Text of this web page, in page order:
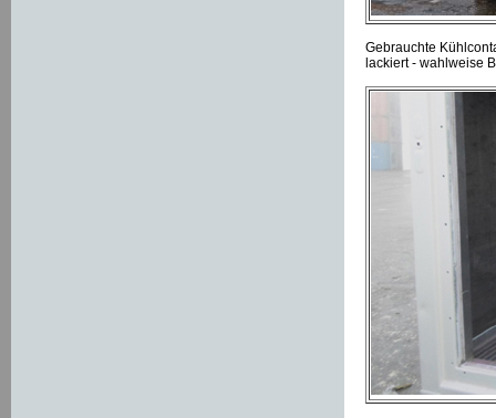
Gebrauchte
lackiert - wahlweise